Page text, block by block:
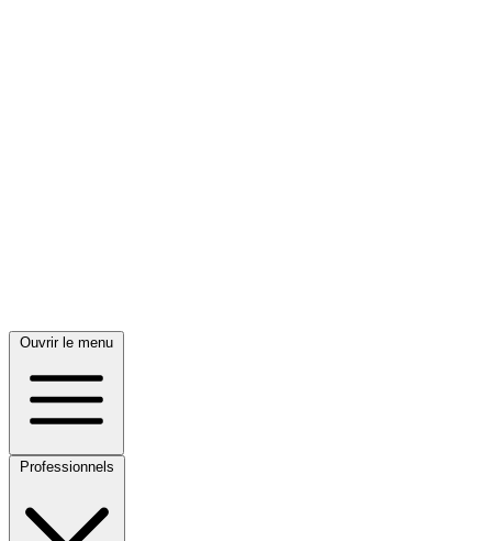
Ouvrir le menu
Professionnels